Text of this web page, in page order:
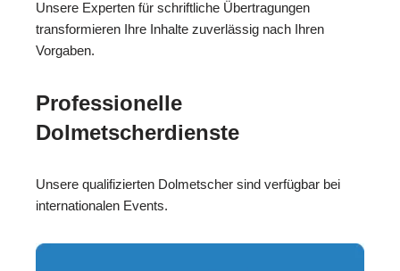
Unsere Experten für schriftliche Übertragungen
transformieren Ihre Inhalte zuverlässig nach Ihren
Vorgaben.
Professionelle
Dolmetscherdienste
Unsere qualifizierten Dolmetscher sind verfügbar bei
internationalen Events.